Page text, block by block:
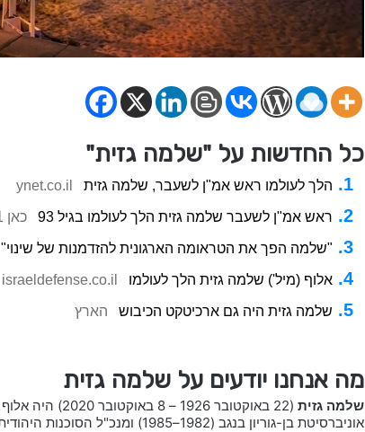
כל החדשות על "שלמה גזית"
הלך לעולמו ראש אמ"ן לשעבר, שלמה גזית ynet.co.il
ראש אמ"ן לשעבר שלמה גזית הלך לעולמו בגיל 93 כאן 11
"שלמה הפך את הטראומה הארגונית להזדמנות של שינוי"
אלוף (מיל') שלמה גזית הלך לעולמו israeldefense.co.il
שלמה גזית היה גם ארכיטקט הכיבוש הארץ
מה אנחנו יודעים על שלמה גזית
שלמה גזית
אוניברסיטת בן-גוריון בנגב (1982–1985) ומנכ"ל הסוכנות היהודית.